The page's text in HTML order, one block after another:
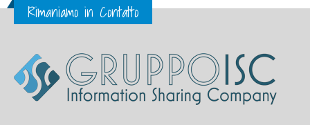
Rimaniamo in Contatto